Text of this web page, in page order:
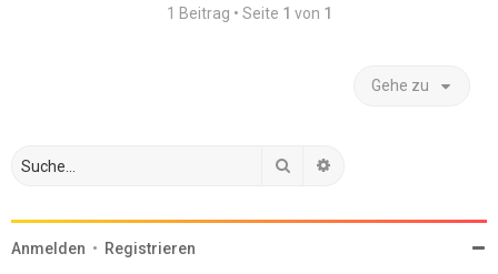
1 Beitrag • Seite 1 von 1
Gehe zu
Suche
Anmelden • Registrieren